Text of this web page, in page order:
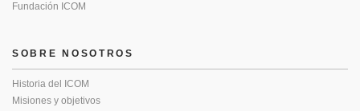
Fundación ICOM
SOBRE NOSOTROS
Historia del ICOM
Misiones y objetivos